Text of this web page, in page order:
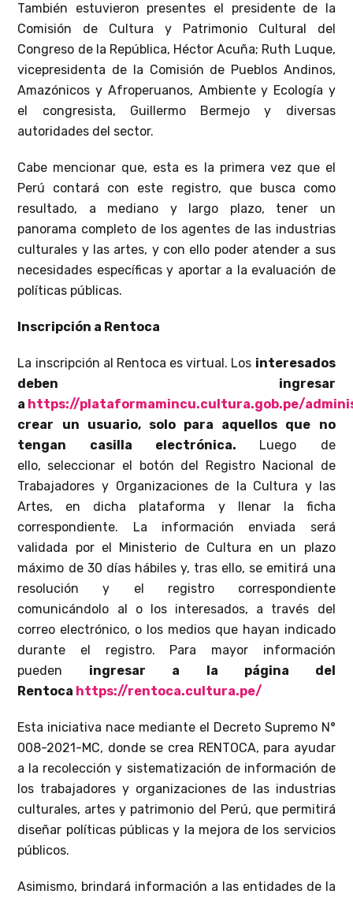
También estuvieron presentes el presidente de la
Comisión de Cultura y Patrimonio Cultural del
Congreso de la República, Héctor Acuña; Ruth Luque,
vicepresidenta de la Comisión de Pueblos Andinos,
Amazónicos y Afroperuanos, Ambiente y Ecología y
el congresista, Guillermo Bermejo y diversas
autoridades del sector.
Cabe mencionar que, esta es la primera vez que el
Perú contará con este registro, que busca como
resultado, a mediano y largo plazo, tener un
panorama completo de los agentes de las industrias
culturales y las artes, y con ello poder atender a sus
necesidades específicas y aportar a la evaluación de
políticas públicas.
Inscripción a Rentoca
La inscripción al Rentoca es virtual. Los interesados
deben ingresar
a https://plataformamincu.cultura.gob.pe/
crear un usuario, solo para aquellos que no
tengan casilla electrónica. Luego de
ello, seleccionar el botón del Registro Nacional de
Trabajadores y Organizaciones de la Cultura y las
Artes, en dicha plataforma y llenar la ficha
correspondiente. La información enviada será
validada por el Ministerio de Cultura en un plazo
máximo de 30 días hábiles y, tras ello, se emitirá una
resolución y el registro correspondiente
comunicándolo al o los interesados, a través del
correo electrónico, o los medios que hayan indicado
durante el registro. Para mayor información
pueden ingresar a la página del
Rentoca https://rentoca.cultura.pe/
Esta iniciativa nace mediante el Decreto Supremo N°
008-2021-MC, donde se crea RENTOCA, para ayudar
a la recolección y sistematización de información de
los trabajadores y organizaciones de las industrias
culturales, artes y patrimonio del Perú, que permitirá
diseñar políticas públicas y la mejora de los servicios
públicos.
Asimismo, brindará información a las entidades de la